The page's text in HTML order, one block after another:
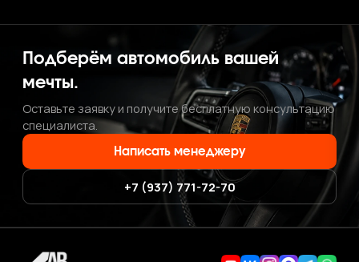
Подберём автомобиль вашей
мечты.
Оставьте заявку и получите бесплатную консультацию
специалиста.
Написать менеджеру
+7 (937) 771-72-70